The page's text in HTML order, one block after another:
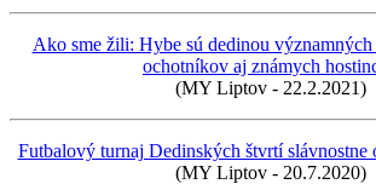
Ako sme žili: Hybe sú dedinou významných
ochotníkov aj známych
(MY Liptov - 22.2.2021)
Futbalový turnaj Dedinských štvrtí
(MY Liptov - 20.7.2020)